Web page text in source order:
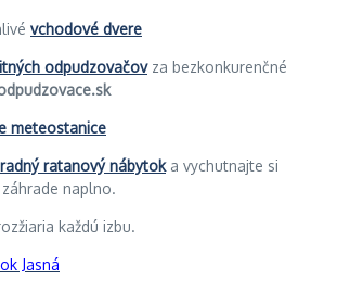
vchodové dvere
odpudzovačovza bezkonkurenčné
meteostanice
ratanový nábytoka vychutnajte si
naplno.
každú izbu.
Jasná